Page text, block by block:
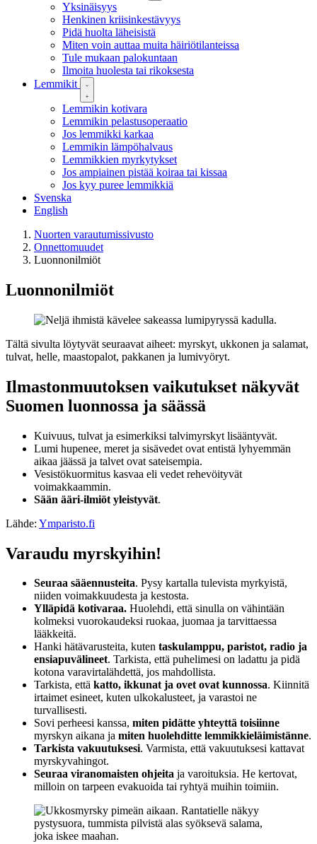
Yksinäisyys
Henkinen kriisinkestävyys
Pidä huolta läheisistä
Miten voin auttaa muita häiriötilanteissa
Tule mukaan palokuntaan
Ilmoita huolesta tai rikoksesta
Lemmikit
Lemmikin kotivara
Lemmikin pelastusoperaatio
Jos lemmikki karkaa
Lemmikin lämpöhalvaus
Lemmikkien myrkytykset
Jos ampiainen pistää koiraa tai kissaa
Jos kyy puree lemmikkiä
Svenska
English
Nuorten varautumissivusto
Onnettomuudet
Luonnonilmiöt
Luonnonilmiöt
Tältä sivulta löytyvät seuraavat aiheet: myrskyt, ukkonen ja salamat,
tulvat, helle, maastopalot, pakkanen ja lumivyöryt.
Ilmastonmuutoksen vaikutukset näkyvät
Suomen luonnossa ja säässä
Kuivuus, tulvat ja esimerkiksi talvimyrskyt lisääntyvät.
Lumi hupenee, meret ja sisävedet ovat entistä lyhyemmän
aikaa jäässä ja talvet ovat sateisempia.
Vesistökuormitus kasvaa eli vedet rehevöityvät
voimakkaammin.
Sään ääri-ilmiöt yleistyvät.
Lähde: Ymparisto.fi
Varaudu myrskyihin!
Seuraa sääennusteita. Pysy kartalla tulevista myrkyistä,
niiden voimakkuudesta ja kestosta.
Ylläpidä kotivaraa. Huolehdi, että sinulla on vähintään
kolmeksi vuorokaudeksi ruokaa, juomaa ja tarvittaessa
lääkkeitä.
Hanki hätävarusteita, kuten taskulamppu, paristot, radio ja
ensiapuvälineet. Tarkista, että puhelimesi on ladattu ja pidä
kotona varavirtalähdettä, jos mahdollista.
Tarkista, että katto, ikkunat ja ovet ovat kunnossa. Kiinnitä
irtaimet esineet, kuten ulkokalusteet, ja varastoi ne
turvallisesti.
Sovi perheesi kanssa, miten pidätte yhteyttä toisiinne
myrskyn aikana ja miten huolehditte lemmikkieläimistänne.
Tarkista vakuutuksesi. Varmista, että vakuutuksesi kattavat
myrskyvahingot.
Seuraa viranomaisten ohjeita ja varoituksia. He kertovat,
milloin on tarpeen evakuoida tai ryhtyä muihin toimiin.